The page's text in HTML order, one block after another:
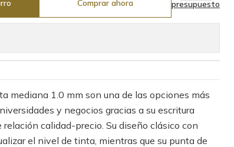
Comprar ahora presupuesto
mediana 1.0 mm son una de las opciones más
y negocios gracias a su escritura
calidad-precio. Su diseño clásico con
el nivel de tinta, mientras que su punta de